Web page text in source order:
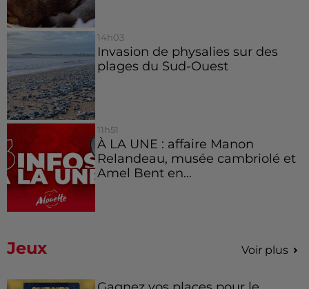
14h03
Invasion de physalies sur des
plages du Sud-Ouest
11h51
À LA UNE : affaire Manon
Relandeau, musée cambriolé et
Amel Bent en...
Jeux Voir plus